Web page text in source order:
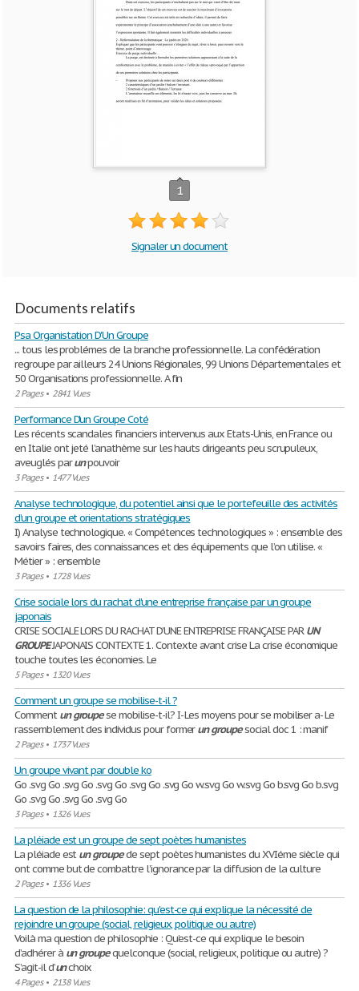
1
Signaler un document
Documents relatifs
Psa Organistation D'Un Groupe
... tous les problémes de la branche professionnelle. La confédération
regroupe par ailleurs 24 Unions Régionales, 99 Unions Départementales et
50 Organisations professionnelle. A fin
2 Pages• 2841 Vues
Performance D'un Groupe Coté
Les récents scandales financiers intervenus aux Etats-Unis, en France ou
en Italie ont jeté l’anathème sur les hauts dirigeants peu scrupuleux,
aveuglés parunpouvoir
3 Pages• 1477 Vues
Analyse technologique, du potentiel ainsi que le portefeuille des activités
d’un groupe et orientations stratégiques
I) Analyse technologique. « Compétences technologiques » : ensemble des
savoirs faires, des connaissances et des équipements que l’on utilise. «
Métier » : ensemble
3 Pages• 1728 Vues
Crise sociale lors du rachat d'une entreprise française par un groupe
japonais
CRISE SOCIALE LORS DU RACHAT D’UNE ENTREPRISE FRANÇAISE PARUN
GROUPEJAPONAIS CONTEXTE 1. Contexte avant crise La crise économique
touche toutes les économies. Le
5 Pages• 1320 Vues
Comment un groupe se mobilise-t-il ?
Commentun groupese mobilise-t-il? I- Les moyens pour se mobiliser a- Le
rassemblement des individus pour formerun groupesocial doc 1 : manif
2 Pages• 1737 Vues
Un groupe vivant par double ko
Go .svg Go .svg Go .svg Go .svg Go .svg Go w.svg Go w.svg Go b.svg Go b.svg
Go .svg Go .svg Go .svg Go
3 Pages• 1326 Vues
La pléiade est un groupe de sept poètes humanistes
La pléiade estun groupede sept poètes humanistes du XVIéme siècle qui
ont comme but de combattre l’ignorance par la diffusion de la culture
2 Pages• 1336 Vues
La question de la philosophie: qu'est-ce qui explique la nécessité de
rejoindre un groupe (social, religieux, politique ou autre)
Voilà ma question de philosophie : Qu’est-ce qui explique le besoin
d’adhérer à un groupequelconque (social, religieux, politique ou autre) ?
S’agit-il d’unchoix
4 Pages• 2138 Vues